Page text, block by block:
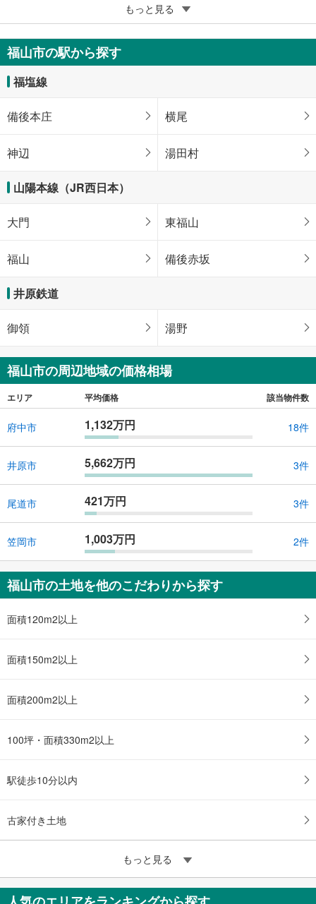
2,515万円
143.64m2～167.44m2
広島県福山市木之庄町5丁目
もっと見る
福山市の駅から探す
福塩線
備後本庄 横尾
神辺 湯田村
山陽本線（JR西日本）
大門 東福山
福山 備後赤坂
井原鉄道
御領 湯野
福山市の周辺地域の価格相場
エリア 平均価格 該当物件数
府中市 1,132万円 18件
井原市 5,662万円 3件
尾道市 421万円 3件
笠岡市 1,003万円 2件
福山市の土地を他のこだわりから探す
面積120m2以上
面積150m2以上
面積200m2以上
100坪・面積330m2以上
駅徒歩10分以内
古家付き土地
もっと見る